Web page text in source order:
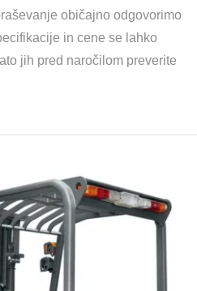
običajno odgovorimo
in cene se lahko
jih pred naročilom preverite